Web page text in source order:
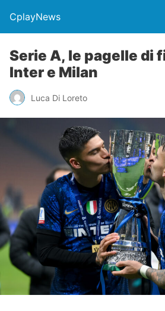
CplayNews
Serie A, le pagelle di
Inter e Milan
Luca Di Loreto